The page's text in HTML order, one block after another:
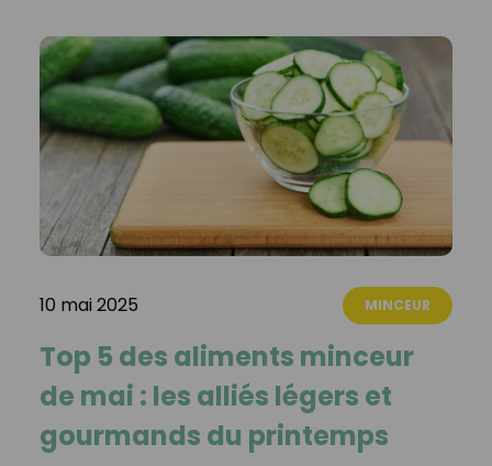
10 mai 2025 MINCEUR
Top 5 des aliments minceur
de mai : les alliés légers et
gourmands du printemps